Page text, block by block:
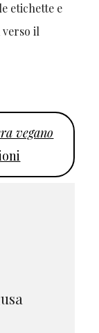
etichette e
il
vegano